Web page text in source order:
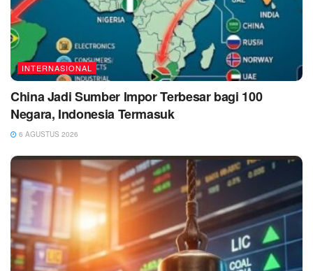
INTERNASIONAL
China Jadi Sumber Impor Terbesar bagi 100
Negara, Indonesia Termasuk
6 AGUSTUS 2026